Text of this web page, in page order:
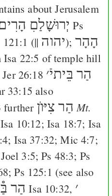
about Jerusalem
יְרוּשָׁלַםִ Ps
121:1 (|| יהוה); הָהָר
Isa 22:5 of temple hill
Jer 26:18 ׳הַר בֵּיתיֿ
33:15 also
further הַר צִיּוֺן Mt.
Isa 10:12; Isa 18:7; Isa
; Isa 37:32;Mic 4:7;
Joel 3:5;Ps 48:3; Ps
;Ps 125:1 (see also
הַר Isa 10:32, ׳